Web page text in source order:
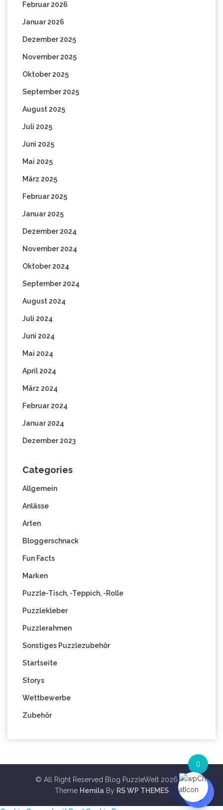
Februar 2026
Januar 2026
Dezember 2025
November 2025
Oktober 2025
September 2025
August 2025
Juli 2025
Juni 2025
Mai 2025
März 2025
Februar 2025
Januar 2025
Dezember 2024
November 2024
Oktober 2024
September 2024
August 2024
Juli 2024
Juni 2024
Mai 2024
April 2024
März 2024
Februar 2024
Januar 2024
Dezember 2023
Categories
Allgemein
Anlässe
Arten
Bloggerschnack
Fun Facts
Marken
Puzzle-Tisch, -Teppich, -Rolle
Puzzlekleber
Puzzlerahmen
Sonstiges Puzzlezubehör
Startseite
Storys
Wettbewerbe
Zubehör
© All Right Reserved Blog PuzzleWelt 2026
Theme Hemila By RS WP THEMES